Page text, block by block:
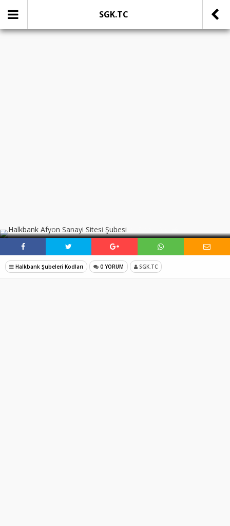
SGK.TC
SOSYAL MEDYADA PAYLAŞ
Halkbank Şubeleri Kodları 0 YORUM SGK.TC